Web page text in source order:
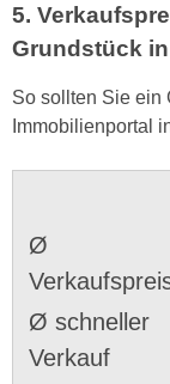
5.
Grundstück
So sollten Sie ein
Immobilienportal
Ø
Ø schneller
Verkauf